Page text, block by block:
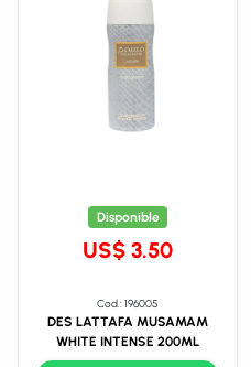
Disponible
US$ 3.50
Cod.: 196005
DES LATTAFA MUSAMAM
WHITE INTENSE 200ML